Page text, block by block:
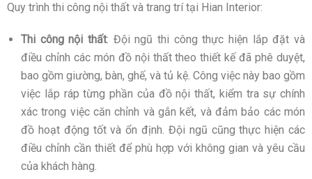
Quy trình thi công nội thất và trang trí tại Hian Interior:
Thi công nội thất: Đội ngũ thi công thực hiện lắp đặt và
điều chỉnh các món đồ nội thất theo thiết kế đã phê duyệt,
bao gồm giường, bàn, ghế, và tủ kệ. Công việc này bao gồm
việc lắp ráp từng phần của đồ nội thất, kiểm tra sự chính
xác trong việc căn chỉnh và gắn kết, và đảm bảo các món
đồ hoạt động tốt và ổn định. Đội ngũ cũng thực hiện các
điều chỉnh cần thiết để phù hợp với không gian và yêu cầu
của khách hàng.